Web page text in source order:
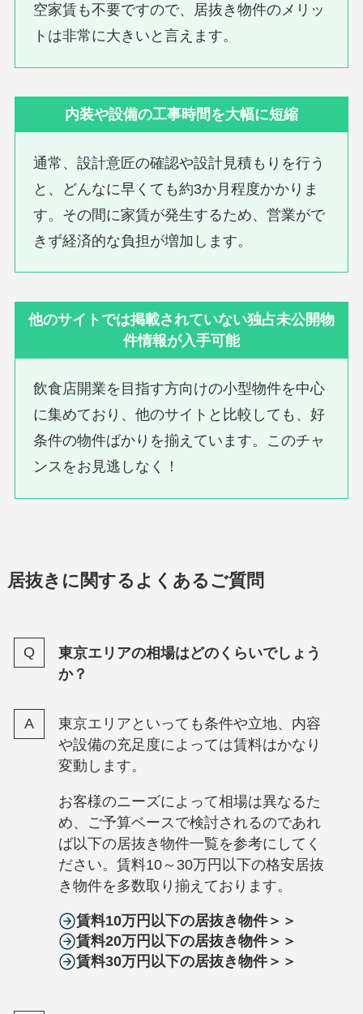
空家賃も不要ですので、居抜き物件のメリッ
トは非常に大きいと言えます。
内装や設備の工事時間を大幅に短縮
通常、設計意匠の確認や設計見積もりを行う
と、どんなに早くても約3か月程度かかりま
す。その間に家賃が発生するため、営業がで
きず経済的な負担が増加します。
他のサイトでは掲載されていない独占未公開物
件情報が入手可能
飲食店開業を目指す方向けの小型物件を中心
に集めており、他のサイトと比較しても、好
条件の物件ばかりを揃えています。このチャ
ンスをお見逃しなく！
居抜きに関するよくあるご質問
東京エリアの相場はどのくらいでしょう
か？
東京エリアといっても条件や立地、内容
や設備の充足度によっては賃料はかなり
変動します。
お客様のニーズによって相場は異なるた
め、ご予算ベースで検討されるのであれ
ば以下の居抜き物件一覧を参考にしてく
ださい。賃料10～30万円以下の格安居抜
き物件を多数取り揃えております。
賃料10万円以下の居抜き物件＞＞
賃料20万円以下の居抜き物件＞＞
賃料30万円以下の居抜き物件＞＞